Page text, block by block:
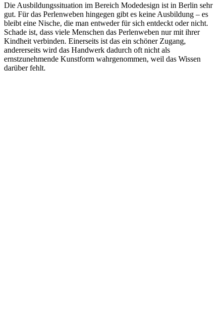
Die Ausbildungssituation im Bereich Modedesign ist in Berlin sehr
gut. Für das Perlenweben hingegen gibt es keine Ausbildung – es
bleibt eine Nische, die man entweder für sich entdeckt oder nicht.
Schade ist, dass viele Menschen das Perlenweben nur mit ihrer
Kindheit verbinden. Einerseits ist das ein schöner Zugang,
andererseits wird das Handwerk dadurch oft nicht als
ernstzunehmende Kunstform wahrgenommen, weil das Wissen
darüber fehlt.